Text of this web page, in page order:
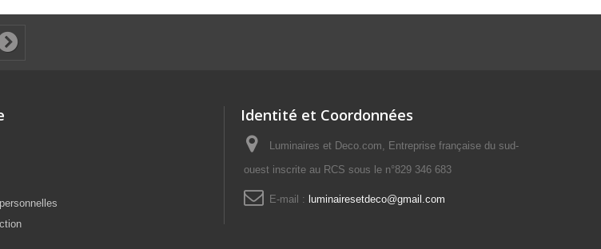
Identité et Coordonnées
Luminaires et Deco.com, Entreprise française du sud-
ouest inscrite au RCS sous le n°829 346 683
E-mail : luminairesetdeco@gmail.com